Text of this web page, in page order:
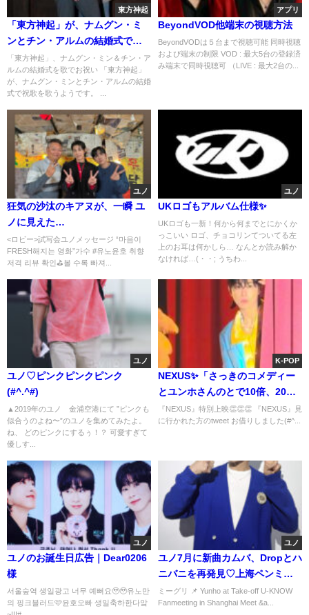
東方神起
「東方神起」が、ナムグン・ミ
ンとチン・アルムの結婚式で祝
歌♡ユノ繋がり…!?
「東方神起」、ナムグン・ミン＆チン・ア
ルムの結婚式を歌でお祝い 「東方神起」
が、ナムグン・ミンとチン・アルムの結婚
式で祝歌を歌うようです。 ...
アプリ
BeyondVOD他端末の視聴方法
BeyondVODは５台まで視聴可能 同時視聴
および端末の制限 VOD : 最大5台の登録済
み端末で同時視聴可 （LIVE : 最大2台の...
ユノ
狂気の沙汰のキアヌが、一瞬 ユ
ノに見えた…
<ロビー>試写会ユノメッセージ “마음이
FRESH해지는 영화”가수 #유노윤호 취향
저격 리뷰 확인⛳볼 수록 빠져...
ユノ
UKロゴもアルバム仕様✨️
UKロゴも一新！何から何までとにかくか
っこいい ロゴ、チョコリンてついてる左
上のお耳は何かしら… なんとか読み解か
なければ…(・・; うちわ...
ユノ
ユノ♡ピンクピンクピンク
(#^.^#)
▲2019年のユノ 金浦空港にて ”ピンクも
似合うのよね〜”のユノを集めてみたよ。
ね、 どのピンクにするぅ！？ 可愛すぎて
優しす...
K-POP
NEXUS✨「さっきのコメディー
とユンホさんのとで10倍、20倍
くらいかかってるお金が違うと
思う」ソンモ談
『NEXUS』特別上映👏👏👏 『NEXUS』見
に行かれた方のtweet お借りしました(#^...
ユノ
ユノのお誕生日広告｜Dear0206
様
서울숲역 생일광고 너무 예뻐요🥹🥹유노만
의 핑크블러드🩷윤호오빠 생일축하한다앜
ユノ
ユノ7月に新曲カムバ、Dropとハ
ニバニを再発見♡上海ペンミ
_260315
ミーグリ 📌 Yunho at Take-off U-KNOW
Fanmeeting in Shanghai Meet &a...